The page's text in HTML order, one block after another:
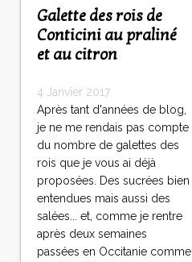
Galette des rois de
Conticini au praliné
et au citron
4 Janvier 2017
Après tant d'années de blog,
je ne me rendais pas compte
du nombre de galettes des
rois que je vous ai déjà
proposées. Des sucrées bien
entendues mais aussi des
salées... et, comme je rentre
après deux semaines
passées en Occitanie comme